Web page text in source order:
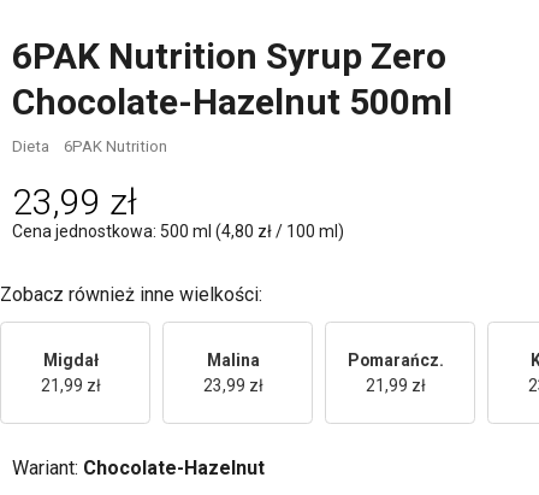
6PAK Nutrition Syrup Zero
Chocolate-Hazelnut 500ml
Dieta 6PAK Nutrition
23,99 zł
Cena jednostkowa: 500 ml (4,80 zł / 100 ml)
Zobacz również inne wielkości:
Migdał
21,99 zł
Malina
23,99 zł
Pomarańcz.
21,99 zł
Wariant: Chocolate-Hazelnut